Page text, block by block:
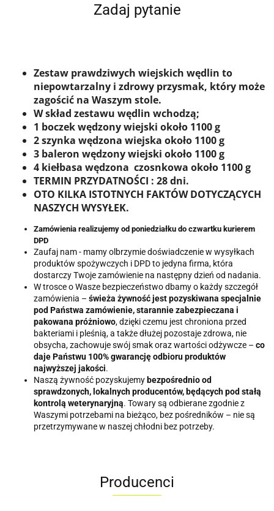
Zadaj pytanie
Zestaw prawdziwych wiejskich wędlin to
niepowtarzalny i zdrowy przysmak, który może
zagościć na Waszym stole.
W skład zestawu wędlin wchodzą;
1 boczek wędzony wiejski około 1100 g
2 szynka wędzona wiejska około 1100 g
3 baleron wędzony wiejski około 1100 g
4 kiełbasa wędzona czosnkowa około 1100 g
TERMIN PRZYDATNOŚCI : 28 dni.
OTO KILKA ISTOTNYCH FAKTÓW DOTYCZĄCYCH
NASZYCH WYSYŁEK.
Zamówienia realizujemy od poniedziałku do czwartku kurierem
DPD
Zaufaj nam - mamy olbrzymie doświadczenie w wysyłkach
produktów spożywczych i DPD to jedyna firma, która
dostarczy Twoje zamówienie na następny dzień od nadania.
W trosce o Wasze bezpieczeństwo dbamy o każdy szczegół
zamówienia – świeża żywność jest pozyskiwana specjalnie
pod Państwa zamówienie, starannie zabezpieczana i
pakowana próżniowo, dzięki czemu jest chroniona przed
bakteriami i pleśnią, a także dłużej pozostaje zdrowa, nie
obsycha, zachowuje swój smak oraz wartości odżywcze – co
daje Państwu 100% gwarancję odbioru produktów
najwyższej jakości.
Naszą żywność pozyskujemybezpośrednio od
sprawdzonych, lokalnych producentów, będących pod stałą
kontrolą weterynaryjną. Towary są odbierane zgodnie z
Waszymi potrzebami na bieżąco, bez pośredników – nie są
przetrzymywane w naszej chłodni bez potrzeby.
Producenci